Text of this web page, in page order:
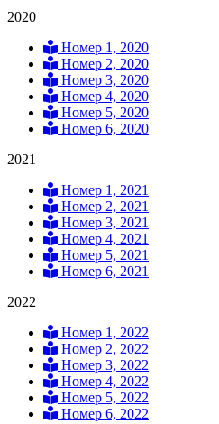
2020
Номер 1, 2020
Номер 2, 2020
Номер 3, 2020
Номер 4, 2020
Номер 5, 2020
Номер 6, 2020
2021
Номер 1, 2021
Номер 2, 2021
Номер 3, 2021
Номер 4, 2021
Номер 5, 2021
Номер 6, 2021
2022
Номер 1, 2022
Номер 2, 2022
Номер 3, 2022
Номер 4, 2022
Номер 5, 2022
Номер 6, 2022